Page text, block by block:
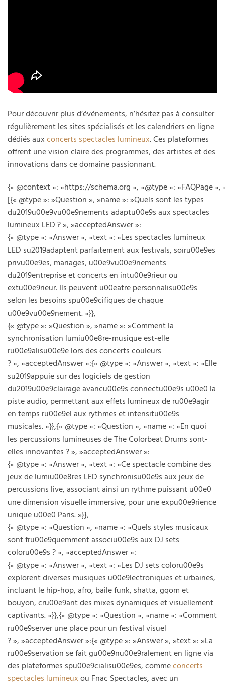
Pour découvrir plus d’événements, n’hésitez pas à consulter
régulièrement les sites spécialisés et les calendriers en ligne
dédiés aux concerts spectacles lumineux. Ces plateformes
offrent une vision claire des programmes, des artistes et des
innovations dans ce domaine passionnant.
{« @context »: »https://schema.org », »@type »: »FAQPage »,
[{« @type »: »Question », »name »: »Quels sont les types
du2019u00e9vu00e9nements adaptu00e9s aux spectacles
lumineux LED ? », »acceptedAnswer »:
{« @type »: »Answer », »text »: »Les spectacles lumineux
LED su2019adaptent parfaitement aux festivals, soiru00e9es
privu00e9es, mariages, u00e9vu00e9nements
du2019entreprise et concerts en intu00e9rieur ou
extu00e9rieur. Ils peuvent u00eatre personnalisu00e9s
selon les besoins spu00e9cifiques de chaque
u00e9vu00e9nement. »}},
{« @type »: »Question », »name »: »Comment la
synchronisation lumiu00e8re-musique est-elle
ru00e9alisu00e9e lors des concerts couleurs
? », »acceptedAnswer »:{« @type »: »Answer », »text »: »Elle
su2019appuie sur des logiciels de gestion
du2019u00e9clairage avancu00e9s connectu00e9s u00e0 la
piste audio, permettant aux effets lumineux de ru00e9agir
en temps ru00e9el aux rythmes et intensitu00e9s
musicales. »}},{« @type »: »Question », »name »: »En quoi
les percussions lumineuses de The Colorbeat Drums sont-
elles innovantes ? », »acceptedAnswer »:
{« @type »: »Answer », »text »: »Ce spectacle combine des
jeux de lumiu00e8res LED synchronisu00e9s aux jeux de
percussions live, associant ainsi un rythme puissant u00e0
une dimension visuelle immersive, pour une expu00e9rience
unique u00e0 Paris. »}},
{« @type »: »Question », »name »: »Quels styles musicaux
sont fru00e9quemment associu00e9s aux DJ sets
coloru00e9s ? », »acceptedAnswer »:
{« @type »: »Answer », »text »: »Les DJ sets coloru00e9s
explorent diverses musiques u00e9lectroniques et urbaines,
incluant le hip-hop, afro, baile funk, shatta, gqom et
bouyon, cru00e9ant des mixes dynamiques et visuellement
captivants. »}},{« @type »: »Question », »name »: »Comment
ru00e9server une place pour un festival visuel
? », »acceptedAnswer »:{« @type »: »Answer », »text »: »La
ru00e9servation se fait gu00e9nu00e9ralement en ligne via
des plateformes spu00e9cialisu00e9es, commeconcerts
spectacles lumineux ou Fnac Spectacles, avec un